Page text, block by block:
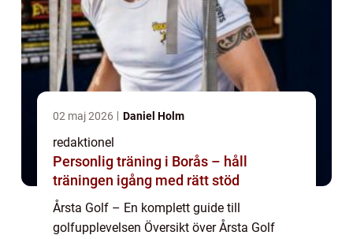
02 maj 2026 Daniel Holm
redaktionel
Personlig träning i Borås – håll
träningen igång med rätt stöd
Årsta Golf – En komplett guide till
golfupplevelsen Översikt över Årsta Golf